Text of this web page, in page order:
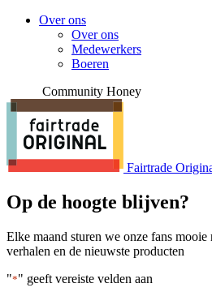
Over ons
Over ons
Medewerkers
Boeren
Community Honey
Fairtrade
Op de hoogte blijven?
Elke maand sturen we onze fans mooie
verhalen en de nieuwste producten
"*" geeft vereiste velden aan